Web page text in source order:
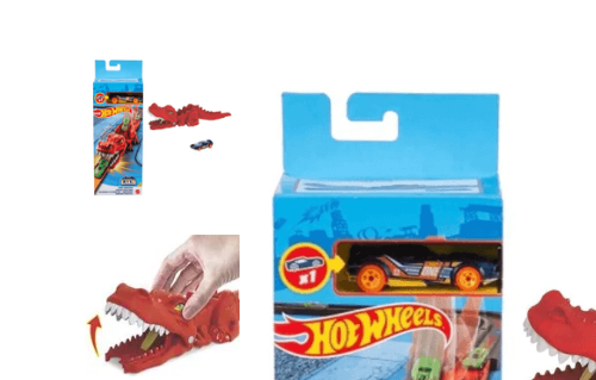
Creatividad y Arte
Figuras de Acción
Gadgets y Electrónicos
Lanzadores
Muñecas
Construcción